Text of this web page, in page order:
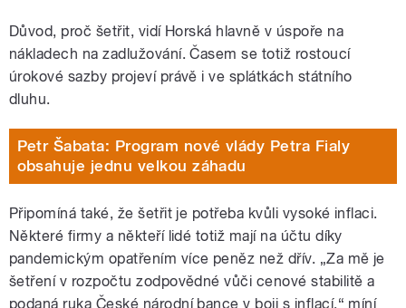
Důvod, proč šetřit, vidí Horská hlavně v úspoře na
nákladech na zadlužování. Časem se totiž rostoucí
úrokové sazby projeví právě i ve splátkách státního
dluhu.
Petr Šabata: Program nové vlády Petra Fialy
obsahuje jednu velkou záhadu
Připomíná také, že šetřit je potřeba kvůli vysoké inflaci.
Některé firmy a někteří lidé totiž mají na účtu díky
pandemickým opatřením více peněz než dřív. „Za mě je
šetření v rozpočtu zodpovědné vůči cenové stabilitě a
podaná ruka České národní bance v boji s inflací,“ míní